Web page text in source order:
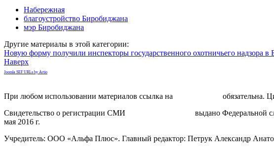
Набережная
благоустройство Биробиджана
мэр Биробиджана
Другие материалы в этой категории:
Новую форму получили инспекторы государственного охотничьего надзора
Наверх
Joomla SEF URLs by Artio
При любом использовании материалов ссылка на
обязательна.
Свидетельство о регистрации СМИ
выдано Федеральной
мая 2016 г.
Учредитель: ООО «Альфа Плюс». Главный редактор: Петрук Александр